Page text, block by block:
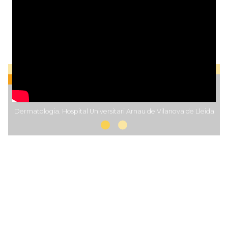
Dermatologia. Hospital Universitari Arnau de Vilanova de Lleida